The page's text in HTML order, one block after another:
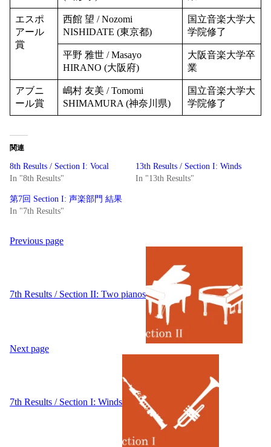
エスポ
アール
賞
西館 望 / Nozomi
NISHIDATE (東京都)
国立音楽大学大
学院修了
平野 雅世 / Masayo
HIRANO (大阪府)
大阪音楽大学卒
業
アブニ
ール賞
嶋村 友美 / Tomomi
SHIMAMURA (神奈川県)
国立音楽大学大
学院修了
関連
8th Results / Section I: Vocal
In "8th Results"
13th Results / Section I: Winds
In "13th Results"
第7回 Section I: 声楽部門 結果
In "7th Results"
Post
Previous page
7th Results / Section II: Two pianos
Next page
7th Results / Section I: Winds